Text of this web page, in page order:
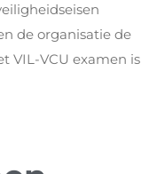
de organisatie de
VIL-VCU examen is